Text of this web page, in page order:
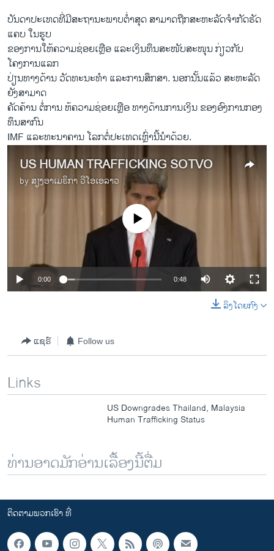
ບັນດາປະເທດທີ່ມີສະຖານະພາບຕ່ຳສຸດ ສາມາດຖືກສະຫະລັດຈຳກັດຮັດ
ແຄບ ໃນຮູບ
ຂອງການໃຫ້ຄວາມຊ່ອຍເຫຼືອ ແລະເງິນທຶນສະໜັບສະໜຸນ ກ່ຽວກັບ
ໂຄງການແລກ
ປ່ຽນທາງດ້ານ ວັດທະນະທຳ ແລະການສຶກສາ. ນອກນັ້ນແລ້ວ ສະຫະລັດ
ຍັງສາມາດ
ຄັດຄ້ານ ຕໍ່ການ ຫ້ຄວາມຊ່ອຍເຫຼືອ ທາງດ້ານການເງິນ ຂອງອົງການກອງ
ທຶນສາກົນ
IMF ແລະທະນາຄານ ໂລກຕໍ່ປະເທດເຫຼົ່ານີ້ນຳດ້ວຍ.
US HUMAN TRAFFICKING SOTVO
by ສຽງອາເມຣິກາ ວີໂອເອລາວ
No media source currently available
0:00 0:48
ລິງໂດຍກົງ
ແຊຣ໌ Follow us
Links
US Downgrades Thailand, Malaysia
Human Trafficking Status
ທ່ານອາດມັກອ່ານເລື້ອງນີ້ຕື່ມ
ຕິດຕາມພວກເຮົາ ທີ່